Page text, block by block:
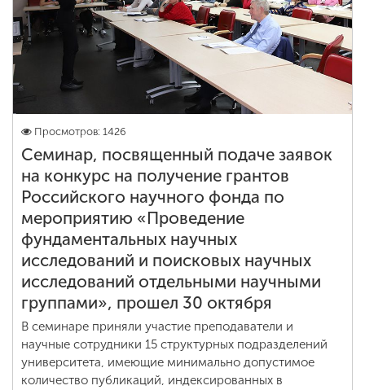
Просмотров: 1426
Семинар, посвященный подаче заявок
на конкурс на получение грантов
Российского научного фонда по
мероприятию «Проведение
фундаментальных научных
исследований и поисковых научных
исследований отдельными научными
группами», прошел 30 октября
В семинаре приняли участие преподаватели и
научные сотрудники 15 структурных подразделений
университета, имеющие минимально допустимое
количество публикаций, индексированных в